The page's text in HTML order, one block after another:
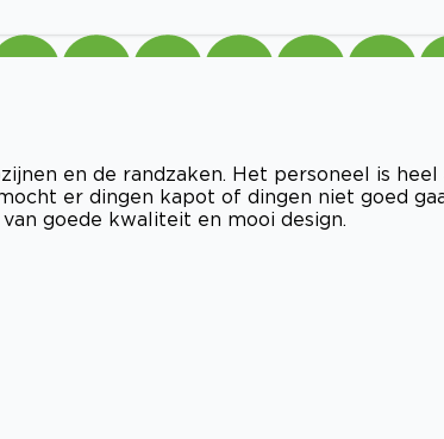
en de randzaken. Het personeel is heel
er dingen kapot of dingen niet goed
goede kwaliteit en mooi design.